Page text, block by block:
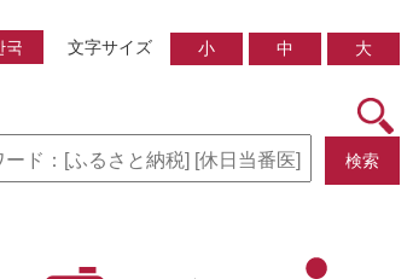
국 文字サイズ 小 中 大
検索